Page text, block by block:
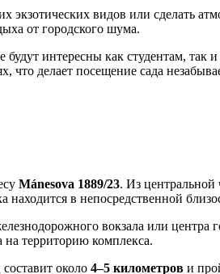
видов или сделать
от городского шума.
интересны как студентам, так
что делает посещение сада
Mánesova 1889/23. Из центральной
находится в непосредственной
вокзала или центра
на территорию комплекса.
около 4–5 километров и